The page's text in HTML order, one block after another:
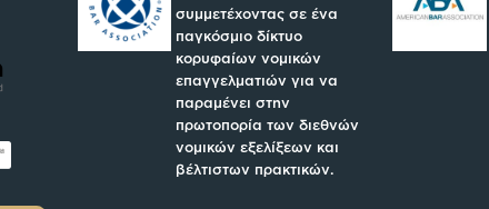
συμμετέχοντας σε ένα
παγκόσμιο δίκτυο
κορυφαίων νομικών
επαγγελματιών για να
παραμένει στην
πρωτοπορία των διεθνών
νομικών εξελίξεων και
βέλτιστων πρακτικών.